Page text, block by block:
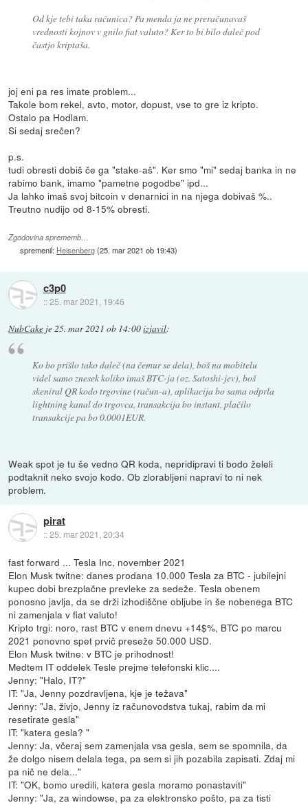
Od kje tebi taka računica? Pa menda ja ne preračunavaš
vrednosti kojnov v gnilo fiat valuto? Ker to bi bilo daleč pod
častjo kriptaša.
joj eni pa res imate problem...
Takole bom rekel, avto, motor, dopust, vse to gre iz kripto.
Ostalo pa Hodlam.
Si sedaj srečen?
p.s.
tudi obresti dobiš če ga "stake-aš". Ker smo "mi" sedaj banka in ne
rabimo bank, imamo "pametne pogodbe" ipd...
Ja lahko imaš svoj bitcoin v denarnici in na njega dobivaš %..
Treutno nudijo od 8-15% obresti.
Zgodovina sprememb…
spremenil: Heisenberg(25. mar 2021 ob 19:43)
c3p0
::25. mar 2021, 19:46
NubCake je25. mar 2021 ob 14:00izjavil:
Ko bo prišlo tako daleč (na čemur se dela), boš na mobitelu
videl samo znesek koliko imaš BTC-ja (oz. Satoshi-jev), boš
skeniral QR kodo trgovine (račun-a), aplikacija bo sama odprla
lightning kanal do trgovca, transakcija bo instant, plačilo
transakcije pa bo 0.0001EUR.
Weak spot je tu še vedno QR koda, nepridipravi ti bodo želeli
podtaknit neko svojo kodo. Ob zlorabljeni napravi to ni nek
problem.
pirat
::25. mar 2021, 20:34
fast forward ... Tesla Inc, november 2021
Elon Musk twitne: danes prodana 10.000 Tesla za BTC - jubilejni
kupec dobi brezplačne prevleke za sedeže. Tesla obenem
ponosno javlja, da se drži izhodiščne obljube in še nobenega BTC
ni zamenjala v fiat valuto!
Kripto trgi: noro, rast BTC v enem dnevu +14$%, BTC po marcu
2021 ponovno spet prvič preseže 50.000 USD.
Elon Musk twitne: v BTC je prihodnost!
Medtem IT oddelek Tesle prejme telefonski klic....
Jenny: "Halo, IT?"
IT: "Ja, Jenny pozdravljena, kje je težava"
Jenny: "Ja, živjo, Jenny iz računovodstva tukaj, rabim da mi
resetirate gesla"
IT: "katera gesla? "
Jenny: Ja, včeraj sem zamenjala vsa gesla, sem se spomnila, da
že dolgo nisem delala tega, pa sem si jih pozabila zapisati. Zdaj mi
pa nič ne dela..."
IT: "OK, bomo uredili, katera gesla moramo ponastaviti"
Jenny: "Ja, za windowse, pa za elektronsko pošto, pa za tisti